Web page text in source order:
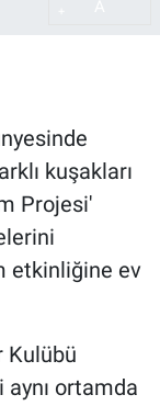
kuşakları
Projesi'
etkinliğine ev
Kulübü
ortamda